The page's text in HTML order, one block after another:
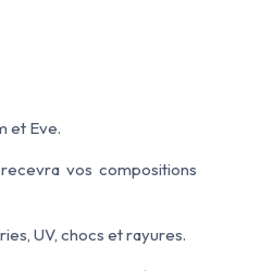
et Eve.
vos compositions
UV, chocs et rayures.